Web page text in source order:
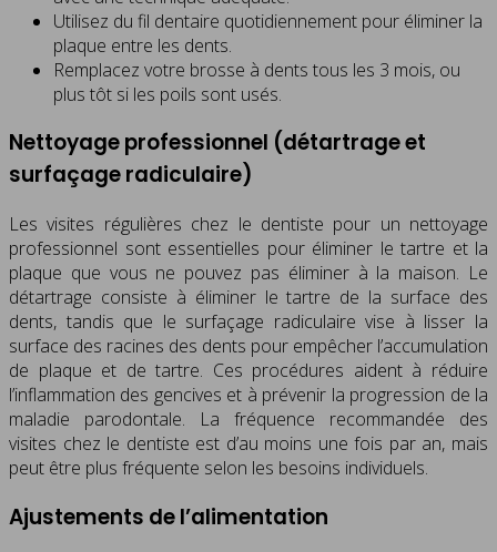
Utilisez du fil dentaire quotidiennement pour éliminer la
plaque entre les dents.
Remplacez votre brosse à dents tous les 3 mois, ou
plus tôt si les poils sont usés.
Nettoyage professionnel (détartrage et
surfaçage radiculaire)
Les visites régulières chez le dentiste pour un nettoyage
professionnel sont essentielles pour éliminer le tartre et la
plaque que vous ne pouvez pas éliminer à la maison. Le
détartrage consiste à éliminer le tartre de la surface des
dents, tandis que le surfaçage radiculaire vise à lisser la
surface des racines des dents pour empêcher l’accumulation
de plaque et de tartre. Ces procédures aident à réduire
l’inflammation des gencives et à prévenir la progression de la
maladie parodontale. La fréquence recommandée des
visites chez le dentiste est d’au moins une fois par an, mais
peut être plus fréquente selon les besoins individuels.
Ajustements de l’alimentation